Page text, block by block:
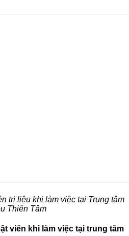
trị liệu khi làm việc tại Trung tâm
Thiên Tâm
viên khi làm việc tại trung tâm